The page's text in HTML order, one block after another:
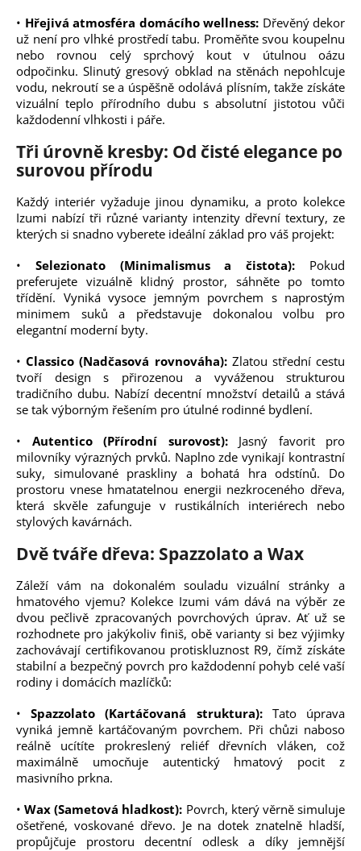
• Hřejivá atmosféra domácího wellness: Dřevěný dekor
už není pro vlhké prostředí tabu. Proměňte svou koupelnu
nebo rovnou celý sprchový kout v útulnou oázu
odpočinku. Slinutý gresový obklad na stěnách nepohlcuje
vodu, nekroutí se a úspěšně odolává plísním, takže získáte
vizuální teplo přírodního dubu s absolutní jistotou vůči
každodenní vlhkosti i páře.
Tři úrovně kresby: Od čisté elegance po
surovou přírodu
Každý interiér vyžaduje jinou dynamiku, a proto kolekce
Izumi nabízí tři různé varianty intenzity dřevní textury, ze
kterých si snadno vyberete ideální základ pro váš projekt:
• Selezionato (Minimalismus a čistota): Pokud
preferujete vizuálně klidný prostor, sáhněte po tomto
třídění. Vyniká vysoce jemným povrchem s naprostým
minimem suků a představuje dokonalou volbu pro
elegantní moderní byty.
•Classico (Nadčasová rovnováha):Zlatou střední cestu
tvoří design s přirozenou a vyváženou strukturou
tradičního dubu. Nabízí decentní množství detailů a stává
se tak výborným řešením pro útulné rodinné bydlení.
• Autentico (Přírodní surovost):Jasný favorit pro
milovníky výrazných prvků. Naplno zde vynikají kontrastní
suky, simulované praskliny a bohatá hra odstínů. Do
prostoru vnese hmatatelnou energii nezkroceného dřeva,
která skvěle zafunguje v rustikálních interiérech nebo
stylových kavárnách.
Dvě tváře dřeva: Spazzolato a Wax
Záleží vám na dokonalém souladu vizuální stránky a
hmatového vjemu? Kolekce Izumi vám dává na výběr ze
dvou pečlivě zpracovaných povrchových úprav. Ať už se
rozhodnete pro jakýkoliv finiš, obě varianty si bez výjimky
zachovávají certifikovanou protiskluznost R9, čímž získáte
stabilní a bezpečný povrch pro každodenní pohyb celé vaší
rodiny i domácích mazlíčků:
•Spazzolato (Kartáčovaná struktura):Tato úprava
vyniká jemně kartáčovaným povrchem. Při chůzi naboso
reálně ucítíte prokreslený reliéf dřevních vláken, což
maximálně umocňuje autentický hmatový pocit z
masivního prkna.
•Wax (Sametová hladkost): Povrch, který věrně simuluje
ošetřené, voskované dřevo. Je na dotek znatelně hladší,
propůjčuje prostoru decentní odlesk a díky jemnější